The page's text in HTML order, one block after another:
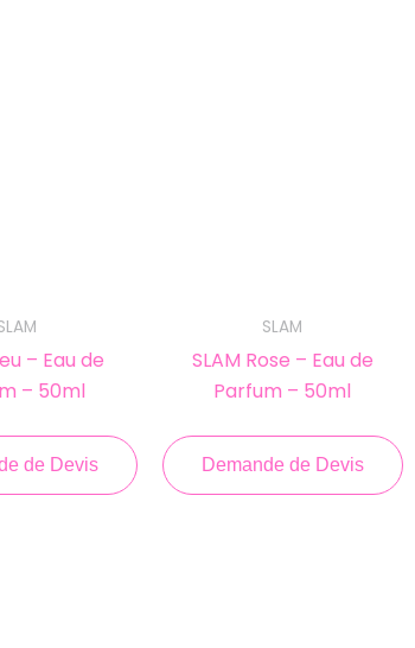
– Eau de
– 50ml
de Devis
SLAM
SLAM Rose – Eau de
Parfum – 50ml
Demande de Devis